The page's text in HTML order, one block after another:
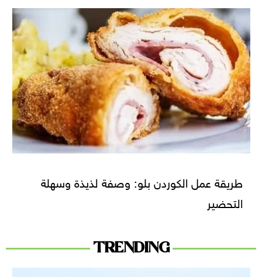
طريقة عمل الكوردن بلو: وصفة لذيذة وسهلة
التحضير
TRENDING